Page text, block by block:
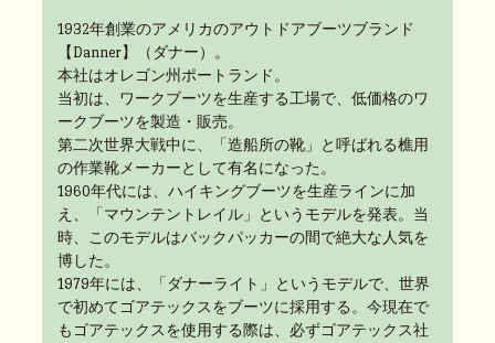
1932年創業のアメリカのアウトドアブーツブランド
【Danner】（ダナー）。
本社はオレゴン州ポートランド。
当初は、ワークブーツを生産する工場で、低価格のワ
ークブーツを製造・販売。
第二次世界大戦中に、「造船所の靴」と呼ばれる樵用
の作業靴メーカーとして有名になった。
1960年代には、ハイキングブーツを生産ラインに加
え、「マウンテントレイル」というモデルを発表。当
時、このモデルはバックパッカーの間で絶大な人気を
博した。
1979年には、「ダナーライト」というモデルで、世界
で初めてゴアテックスをブーツに採用する。今現在で
もゴアテックスを使用する際は、必ずゴアテックス社